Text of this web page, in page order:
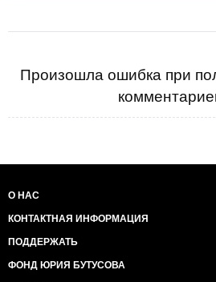
Произошла ошибка при
О НАС
КОНТАКТНАЯ ИНФОРМАЦИЯ
ПОДДЕРЖАТЬ
ФОНД ЮРИЯ БУТУСОВА